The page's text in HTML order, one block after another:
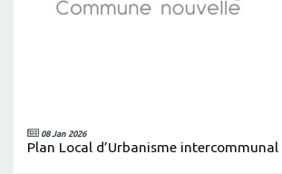
08 Jan 2026
Plan Local d’Urbanisme intercommunal